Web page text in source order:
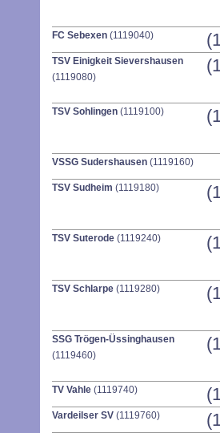
FC Sebexen (1119040)
TSV Einigkeit Sievershausen
(1119080)
TSV Sohlingen (1119100)
VSSG Sudershausen (1119160)
TSV Sudheim (1119180)
TSV Suterode (1119240)
TSV Schlarpe (1119280)
SSG Trögen-Üssinghausen
(1119460)
TV Vahle (1119740)
Vardeilser SV (1119760)